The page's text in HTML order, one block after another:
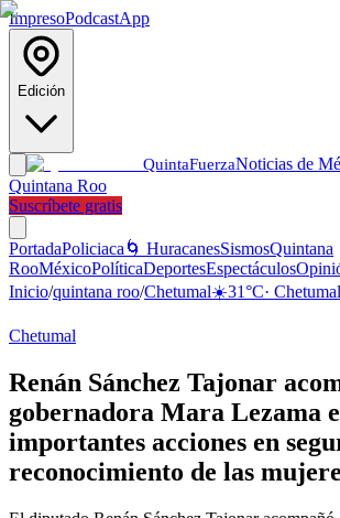
ImpresoPodcastApp
Edición
QuintaFuerzaNoticias de
Quintana Roo
Suscríbete gratis
PortadaPoliciaca 🌀 HuracanesSismosQuintana
RooMéxicoPolíticaDeportesEspectáculos
Inicio/quintana roo/Chetumal☀️31°C· Chetumal
Chetumal
Renán Sánchez Tajonar
gobernadora Mara Lezama
importantes acciones en
reconocimiento de las